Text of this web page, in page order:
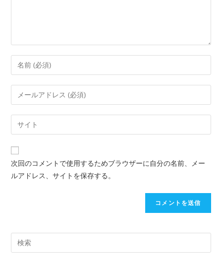
次回のコメントで使用するためブラウザーに自分の名前、メー
ルアドレス、サイトを保存する。